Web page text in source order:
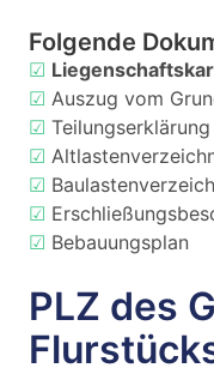
Folgende
☑
☑ Auszug vom
☑ Teilungserklärung
☑
☑
☑
☑ Bebauungsplan
PLZ des